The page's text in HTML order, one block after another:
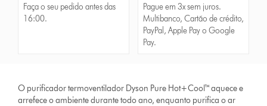
Faça o seu pedido antes das
16:00.
Pague em 3x sem juros.
Multibanco, Cartão de crédito,
PayPal, Apple Pay o Google
Pay.
O purificador termoventilador Dyson Pure Hot+Cool™ aquece e
arrefece o ambiente durante todo ano, enquanto purifica o ar